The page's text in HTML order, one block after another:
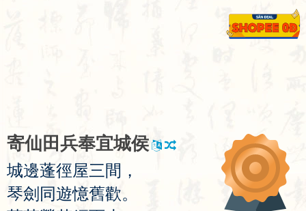
寄仙 田 兵奉宜城侯
城邊蓬徑屋三間 ，
琴劍 同遊憶舊歡。